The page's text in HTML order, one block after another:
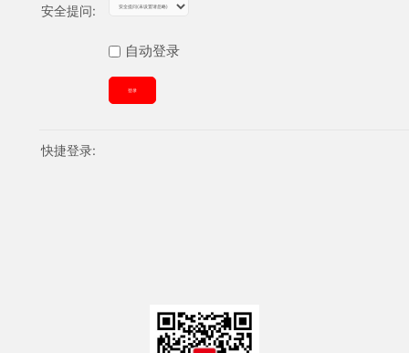
安全提问:
自动登录
登录
快捷登录: